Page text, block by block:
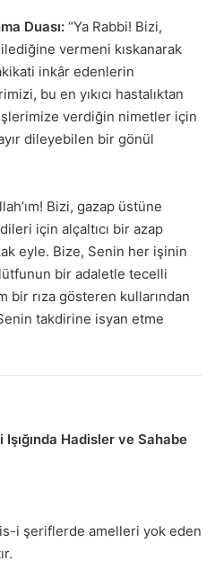
Duası: “Ya Rabbi! Bizi,
vermeni kıskanarak
inkâr edenlerin
bu en yıkıcı hastalıktan
verdiğin nimetler için
dileyebilen bir gönül
Bizi, gazap üstüne
için alçaltıcı bir azap
eyle. Bize, Senin her işinin
bir adaletle tecelli
rıza gösteren kullarından
takdirine isyan etme
Hadisler ve Sahabe
i şeriflerde amelleri yok eden